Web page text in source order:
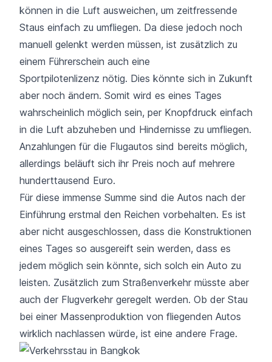
können in die Luft ausweichen, um zeitfressende
Staus einfach zu umfliegen. Da diese jedoch noch
manuell gelenkt werden müssen, ist zusätzlich zu
einem Führerschein auch eine
Sportpilotenlizenz nötig. Dies könnte sich in Zukunft
aber noch ändern. Somit wird es eines Tages
wahrscheinlich möglich sein, per Knopfdruck einfach
in die Luft abzuheben und Hindernisse zu umfliegen.
Anzahlungen für die Flugautos sind bereits möglich,
allerdings beläuft sich ihr Preis noch auf mehrere
hunderttausend Euro.
Für diese immense Summe sind die Autos nach der
Einführung erstmal den Reichen vorbehalten. Es ist
aber nicht ausgeschlossen, dass die Konstruktionen
eines Tages so ausgereift sein werden, dass es
jedem möglich sein könnte, sich solch ein Auto zu
leisten. Zusätzlich zum Straßenverkehr müsste aber
auch der Flugverkehr geregelt werden. Ob der Stau
bei einer Massenproduktion von fliegenden Autos
wirklich nachlassen würde, ist eine andere Frage.